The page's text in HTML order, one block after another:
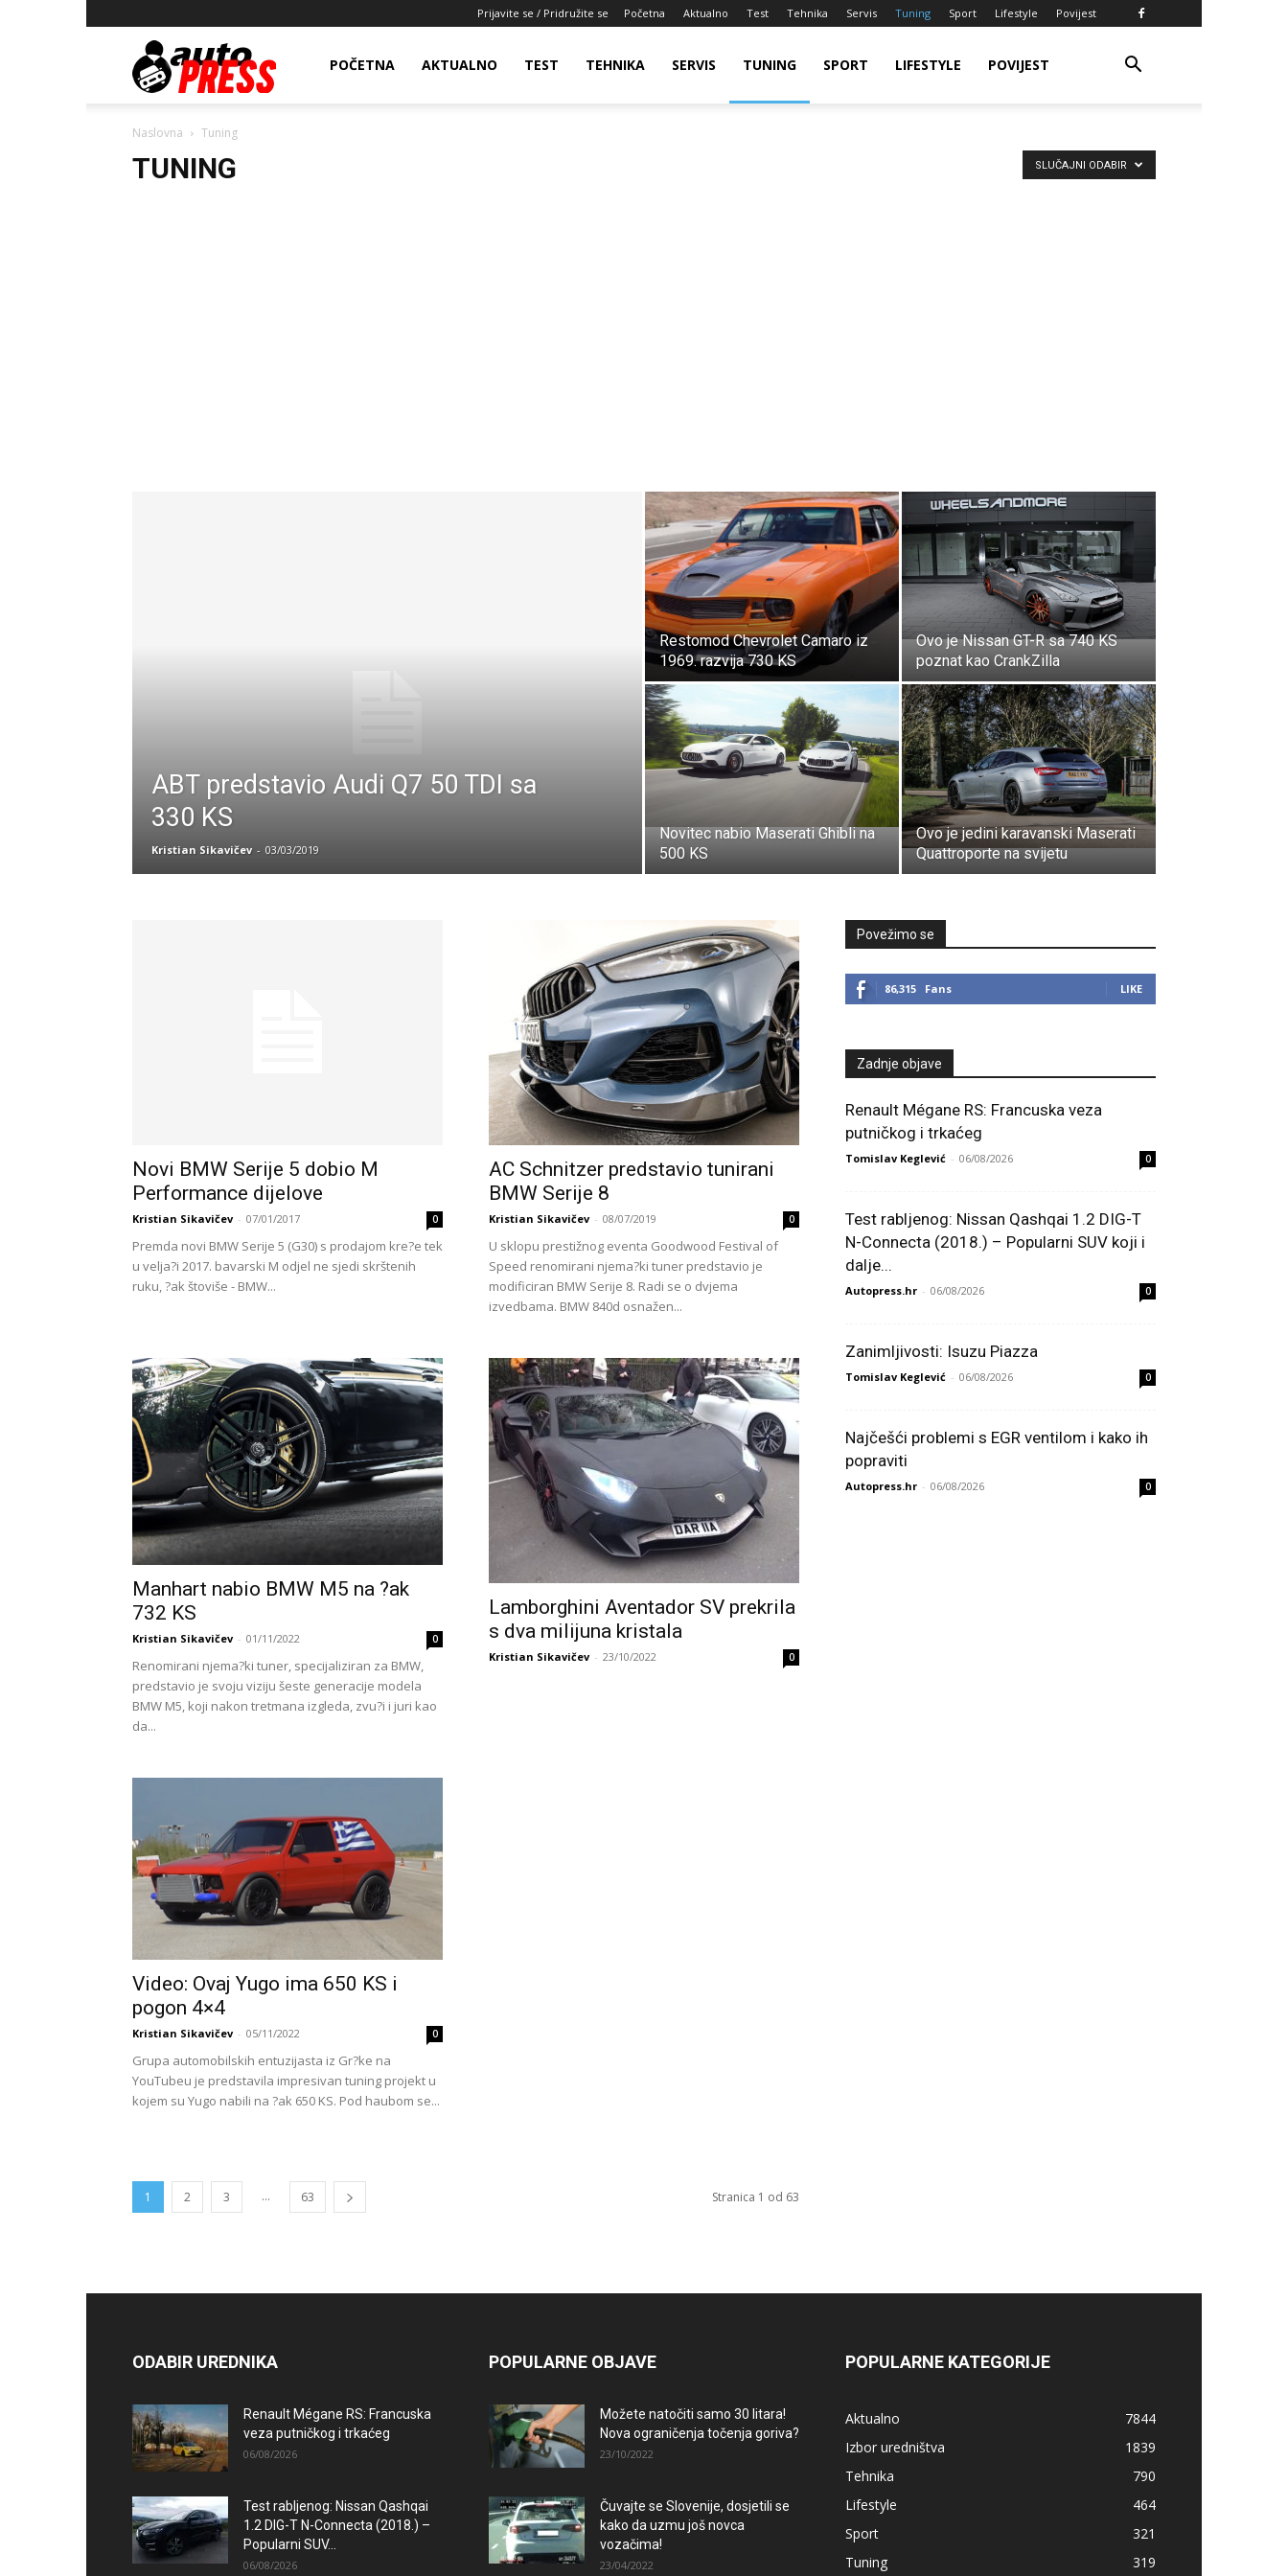
Prijavite se / Pridružite se Početna Aktualno Test Tehnika Servis Tuning Sport Lifestyle Povijest
AutopressHRPOČETNA AKTUALNO TEST TEHNIKA SERVIS TUNING SPORT LIFESTYLE POVIJEST
Naslovna Tuning
TUNING SLUČAJNI ODABIR
ABT predstavio Audi Q7 50 TDI sa
330 KS
Kristian Sikavičev - 03/03/2019
Restomod Chevrolet Camaro iz
1969. razvija 730 KS
Ovo je Nissan GT-R sa 740 KS
poznat kao CrankZilla
Novitec nabio Maserati Ghibli na
500 KS
Ovo je jedini karavanski Maserati
Quattroporte na svijetu
Novi BMW Serije 5 dobio M
Performance dijelove
Kristian Sikavičev - 07/01/2017 0
Premda novi BMW Serije 5 (G30) s prodajom kre?e tek
u velja?i 2017. bavarski M odjel ne sjedi skrštenih
ruku, ?ak štoviše - BMW...
AC Schnitzer predstavio tunirani
BMW Serije 8
Kristian Sikavičev - 08/07/2019 0
U sklopu prestižnog eventa Goodwood Festival of
Speed renomirani njema?ki tuner predstavio je
modificiran BMW Serije 8. Radi se o dvjema
izvedbama. BMW 840d osnažen...
Manhart nabio BMW M5 na ?ak
732 KS
Kristian Sikavičev - 01/11/2022 0
Renomirani njema?ki tuner, specijaliziran za BMW,
predstavio je svoju viziju šeste generacije modela
BMW M5, koji nakon tretmana izgleda, zvu?i i juri kao
da...
Lamborghini Aventador SV prekrila
s dva milijuna kristala
Kristian Sikavičev - 23/10/2022 0
Video: Ovaj Yugo ima 650 KS i
pogon 4×4
Kristian Sikavičev - 05/11/2022 0
Grupa automobilskih entuzijasta iz Gr?ke na
YouTubeu je predstavila impresivan tuning projekt u
kojem su Yugo nabili na ?ak 650 KS. Pod haubom se...
1 2 3 ... 63 Stranica 1 od 63
Povežimo se
86,315 Fans LIKE
Zadnje objave
Renault Mégane RS: Francuska veza
putničkog i trkaćeg
Tomislav Keglević - 06/08/2026 0
Test rabljenog: Nissan Qashqai 1.2 DIG-T
N-Connecta (2018.) – Popularni SUV koji i
dalje...
Autopress.hr - 06/08/2026 0
Zanimljivosti: Isuzu Piazza
Tomislav Keglević - 06/08/2026 0
Najčešći problemi s EGR ventilom i kako ih
popraviti
Autopress.hr - 06/08/2026 0
ODABIR UREDNIKA
Renault Mégane RS: Francuska
veza putničkog i trkaćeg
06/08/2026
Test rabljenog: Nissan Qashqai
1.2 DIG-T N-Connecta (2018.) –
Popularni SUV...
06/08/2026
POPULARNE OBJAVE
Možete natočiti samo 30 litara!
Nova ograničenja točenja goriva?
23/10/2022
Čuvajte se Slovenije, dosjetili se
kako da uzmu još novca
vozačima!
23/04/2022
POPULARNE KATEGORIJE
Aktualno
7844
Izbor uredništva
1839
Tehnika
790
Lifestyle
464
Sport
321
Tuning
319